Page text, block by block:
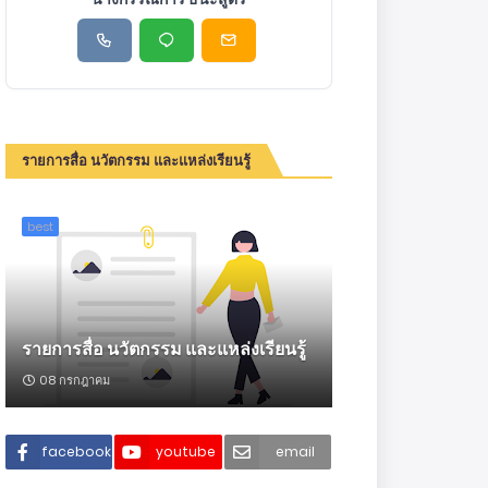
รายการสื่อ นวัตกรรม และแหล่งเรียนรู้
best
รายการสื่อ นวัตกรรม และแหล่งเรียนรู้
08 กรกฎาคม
facebook youtube email